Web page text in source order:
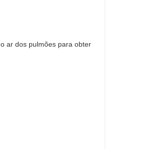
ar dos pulmões para obter